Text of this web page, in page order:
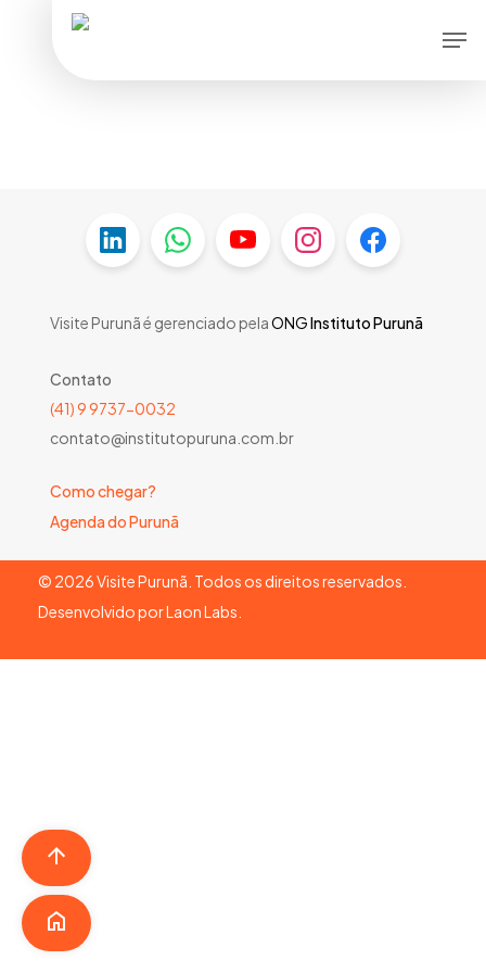
Visite Purunã é gerenciado pelaONGInstituto Purunã
Contato
(41) 9 9737-0032
contato@institutopuruna.com.br
Como chegar?
Agenda do Purunã
© 2026Visite Purunã. Todos os direitos reservados.
Desenvolvido porLaon Labs